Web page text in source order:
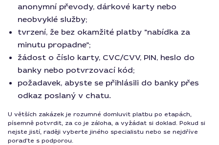
anonymní převody, dárkové karty nebo
neobvyklé služby;
tvrzení, že bez okamžité platby “nabídka za
minutu propadne”;
žádost o číslo karty, CVC/CVV, PIN, heslo do
banky nebo potvrzovací kód;
požadavek, abyste se přihlásili do banky přes
odkaz poslaný v chatu.
U větších zakázek je rozumné domluvit platbu po etapách,
písemně potvrdit, za co je záloha, a vyžádat si doklad. Pokud si
nejste jistí, raději vyberte jiného specialistu nebo se nejdříve
poraďte s podporou.